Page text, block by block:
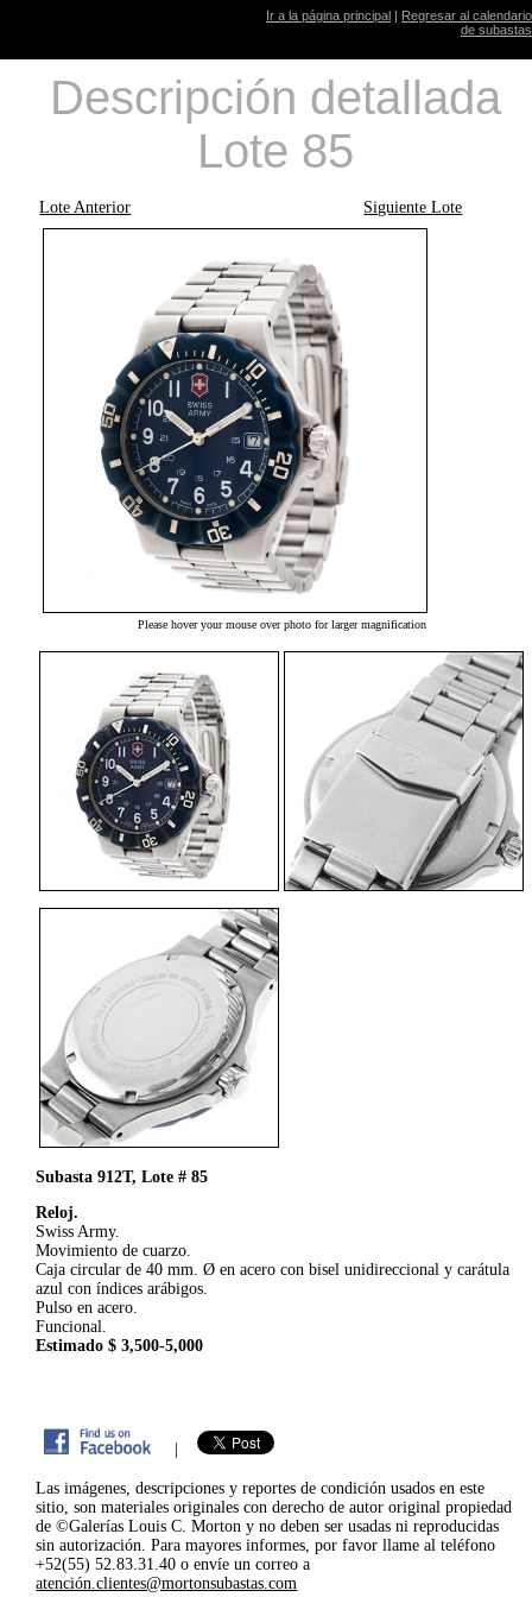
Ir a la página principal | Regresar al calendario
de subastas
Descripción detallada
Lote 85
Lote Anterior Siguiente Lote
Please hover your mouse over photo for larger magnification
Subasta 912T, Lote # 85
Reloj.
Swiss Army.
Movimiento de cuarzo.
Caja circular de 40 mm. Ø en acero con bisel unidireccional y carátula
azul con índices arábigos.
Pulso en acero.
Funcional.
Estimado $ 3,500-5,000
|
Las imágenes, descripciones y reportes de condición usados en este
sitio, son materiales originales con derecho de autor original propiedad
de ©Galerías Louis C. Morton y no deben ser usadas ni reproducidas
sin autorización. Para mayores informes, por favor llame al teléfono
+52(55) 52.83.31.40 o envíe un correo a
atención.clientes@mortonsubastas.com